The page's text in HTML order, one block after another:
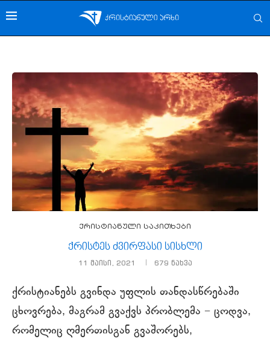
ქრისტიანული საკითხები
ქრისტეს ძვირფასი სისხლი
11 მაისი, 2021 679 ნახვა
ქრისტიანებს გვინდა უფლის თანდასწრებაში
ცხოვრება, მაგრამ გვაქვს პრობლემა − ცოდვა,
რომელიც ღმერთისგან გვაშორებს,